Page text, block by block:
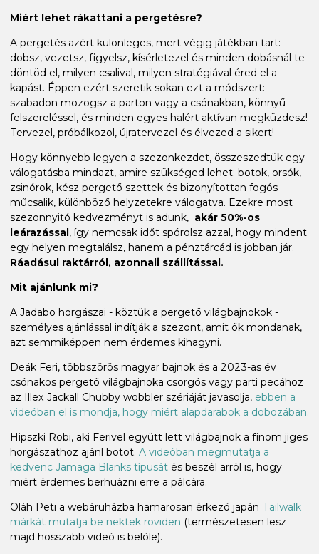
Miért lehet rákattani a pergetésre?
A pergetés azért különleges, mert végig játékban tart:
dobsz, vezetsz, figyelsz, kísérletezel és minden dobásnál te
döntöd el, milyen csalival, milyen stratégiával éred el a
kapást. Éppen ezért szeretik sokan ezt a módszert:
szabadon mozogsz a parton vagy a csónakban, könnyű
felszereléssel, és minden egyes halért aktívan megküzdesz!
Tervezel, próbálkozol, újratervezel és élvezed a sikert!
Hogy könnyebb legyen a szezonkezdet, összeszedtük egy
válogatásba mindazt, amire szükséged lehet: botok, orsók,
zsinórok, kész pergető szettek és bizonyítottan fogós
műcsalik, különböző helyzetekre válogatva. Ezekre most
szezonnyitó kedvezményt is adunk, akár 50%-os
leárazással, így nemcsak időt spórolsz azzal, hogy mindent
egy helyen megtalálsz, hanem a pénztárcád is jobban jár.
Ráadásul raktárról, azonnali szállítással.
Mit ajánlunk mi?
A Jadabo horgászai - köztük a pergető világbajnokok -
személyes ajánlással indítják a szezont, amit ők mondanak,
azt semmiképpen nem érdemes kihagyni.
Deák Feri, többszörös magyar bajnok és a 2023-as év
csónakos pergető világbajnoka csorgós vagy parti pecához
az Illex Jackall Chubby wobbler szériáját javasolja, ebben a
videóban el is mondja, hogy miért alapdarabok a dobozában.
Hipszki Robi, aki Ferivel együtt lett világbajnok a finom jiges
horgászathoz ajánl botot. A videóban megmutatja a
kedvenc Jamaga Blanks típusát és beszél arról is, hogy
miért érdemes berhuázni erre a pálcára.
Oláh Peti a webáruházba hamarosan érkező japán Tailwalk
márkát mutatja be nektek röviden (természetesen lesz
majd hosszabb videó is belőle).